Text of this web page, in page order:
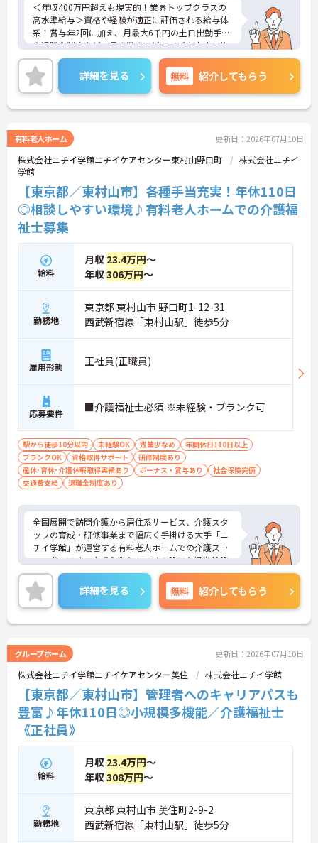
＜年収400万円超えも現実的！業界トップクラスの
高水準給与＞資格や経験が適正に評価される給与体
系！賞与年2回に加え、月最大6千円の土日出勤手当
や退職金制度など、長く働くほど収入が安定する仕
組みが整っています
＜スマホ1台で完結！ICT活用で記録業務の負担を大
幅カット＞日々の記録やシフト確認はすべて自社開
発のスマホアプリで行えるため、手書き書類の作成
に追われることはありません。事務作業が効率化♪
環境です。
＜「夜勤なし」で管理者・スペシャリストを目指せ
る明確なキャリアパス＞訪問介護のため夜勤がな
く、完全週休2日制で生活リズムを整えながら働け
ます。現場のプロとして極める道、マネジメント職
へ進む道とキャリアプランも多様化しています。
詳細を見る 無料 紹介してもらう
有料老人ホーム 更新日：2026年07月10日
株式会社ニチイ学館ニチイケアセンター東村山野口町
株式会社ニチイ
学館
【東京都／東村山市】各種手当充実！年休110日
◎相談しやすい環境♪有料老人ホームでの介護福
祉士募集
給料
月収 23.4万円～
年収306万円～
勤務地
東京都 東村山市 野口町1-12-31
西武新宿線「東村山駅」徒歩5分
雇用形態 正社員(正職員)
応募要件 ■介護福祉士必須 ※未経験・ブランク可
駅から徒歩10分以内 未経験OK 残業少なめ
年間休日110日以上
ブランクOK
資格取得サポート
研修制度あり
産休･育休･介護休暇取得実績あり
ボーナス・賞与あり
社会保険完備
交通費支給
退職金制度あり
全国展開で訪問介護から居住系サービス、介護スタ
ッフの育成・研修事業まで幅広く手掛ける大手「ニ
チイ学館」が運営する有料老人ホームでの介護スタ
ッフ求人です。大手企業ならではの盤石な経営基盤
と充実したコンプライアンス体制があり、未経験や
ブランクのある方でも基礎からしっかり学べる研修
制度やOJTが整っているため、20代や30代の方が着
実にキャリアアップを目指せる環境が大きな魅力で
す。資格手当や勤続年数に応じた手当、10歳から18
テージの変化に合わせて収入面を支える福利厚生が
網羅されている点も強みです。20代の若手から60代
のシニア世代まで幅広い年代が活躍しており、成長
意欲の高い方から、安定した環境で長く働き続けた
い40代・50代の方まで、誰もが安心して自分らしく
活躍できるおすすめの求人です。
＜幅広い世代が助け合う、あたたかい人間関係＞20
（夫）層、そして60代のシニア世代まで、幅広い年
代のスタッフが和気あいあいと活躍しています。
ッフばかりです。仕事の悩みや困りごとも気軽に相
談しやすく、フロア全体でしっかり情報を共有して
助け合う風土が根付いているので、一人で抱え込む
詳細を見る 無料 紹介してもらう
グループホーム 更新日：2026年07月10日
株式会社ニチイ学館ニチイケアセンター美住 株式会社ニチイ学館
【東京都／東村山市】管理者へのキャリアパスも
豊富♪年休110日◎小規模多機能／介護福祉士
《正社員》
給料
月収 23.4万円～
年収308万円～
勤務地
東京都 東村山市 美住町2-9-2
西武新宿線「東村山駅」徒歩5分